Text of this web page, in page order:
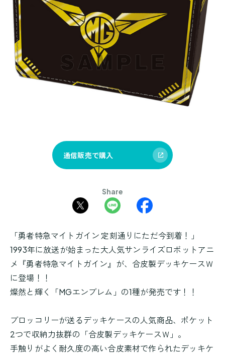
通信販売で購入
Share
「勇者特急マイトガイン 定刻通りにただ今到着！」
1993年に放送が始まった大人気サンライズロボットアニ
メ『勇者特急マイトガイン』が、合皮製デッキケースＷ
に登場！！
燦然と輝く「MGエンブレム」の1種が発売です！！
ブロッコリーが送るデッキケースの人気商品、ポケット
2つで収納力抜群の「合皮製デッキケースＷ」。
手触りがよく耐久度の高い合皮素材で作られたデッキケ